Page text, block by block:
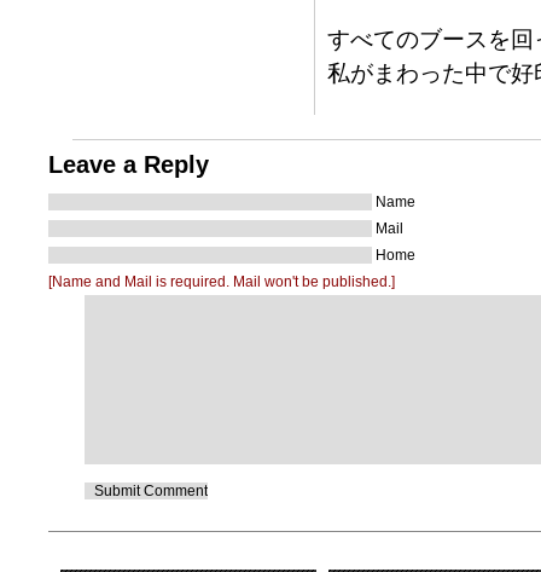
すべてのブースを
私がまわった中で
Leave a Reply
Name
Mail
Home
[Name and Mail is required. Mail won't be published.]